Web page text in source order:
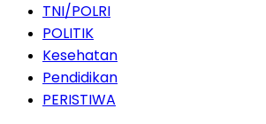
TNI/POLRI
POLITIK
Kesehatan
Pendidikan
PERISTIWA